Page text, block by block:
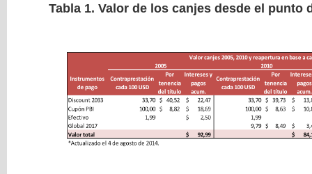
Tabla 1. Valor de los canjes desde el punto